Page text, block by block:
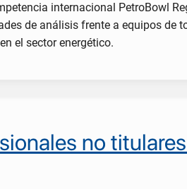
internacional PetroBowl
de análisis frente a equipos
el sector energético.
no